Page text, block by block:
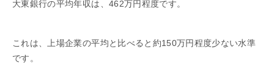
大東銀行の平均年収は、462万円程度です。
これは、上場企業の平均と比べると約150万円程度少ない水準
です。